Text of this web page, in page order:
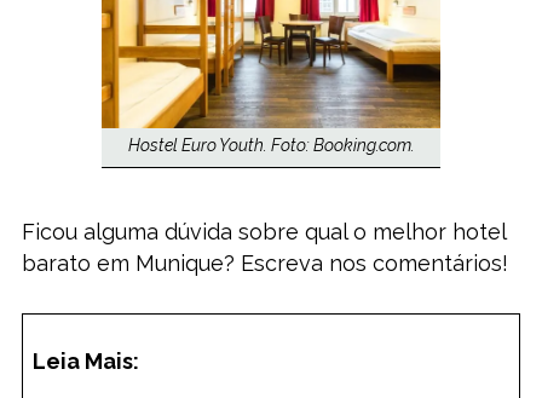
Hostel Euro Youth. Foto: Booking.com.
Ficou alguma dúvida sobre qual o melhor hotel
barato em Munique? Escreva nos comentários!
Leia Mais: